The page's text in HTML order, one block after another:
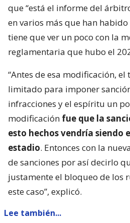
que “está el informe del
en varios más que han habido
tiene que ver un poco con la
reglamentaria que hubo el
“Antes de esa modificación,
limitado para imponer
infracciones y el espíritu un
modificación fue que la
esto hechos vendría siendo
estadio. Entonces con la
de sanciones por así decirlo
justamente el bloqueo de los
este caso”, explicó.
Lee también...